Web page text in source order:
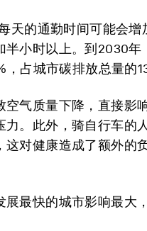
天的通勤时间可能会增
半小时以上。到2030年
占城市碳排放总量的
气质量下降，直接影
。此外，骑自行车的
对健康造成了额外的
最快的城市影响最大